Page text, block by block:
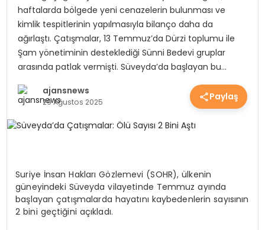
EKONOMİ
EĞİTİM
SPOR
haftalarda bölgede yeni cenazelerin bulunması ve
kimlik tespitlerinin yapılmasıyla bilanço daha da
ağırlaştı. Çatışmalar, 13 Temmuz’da Dürzi toplumu ile
Şam yönetiminin desteklediği Sünni Bedevi gruplar
arasında patlak vermişti. Süveyda’da başlayan bu…
ajansnews
29 Ağustos 2025 Paylaş
Suriye İnsan Hakları Gözlemevi (SOHR), ülkenin
güneyindeki Süveyda vilayetinde Temmuz ayında
başlayan çatışmalarda hayatını kaybedenlerin sayısının
2 bini geçtiğini açıkladı.